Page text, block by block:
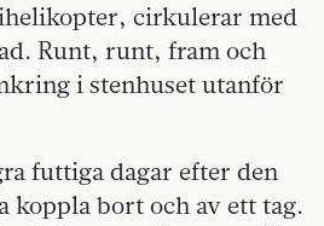
cirkulerar med
Runt, runt, fram och
i stenhuset utanför
futtiga dagar efter den
koppla bort och av ett tag.